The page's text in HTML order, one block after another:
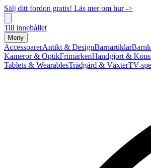
Sälj ditt fordon gratis! Läs mer om hur ->
Till innehållet
Meny
AccessoarerAntikt & DesignBarnartiklar
Kameror & OptikFrimärkenHandgjort &
Tablets & WearablesTrädgård & VäxterTV-